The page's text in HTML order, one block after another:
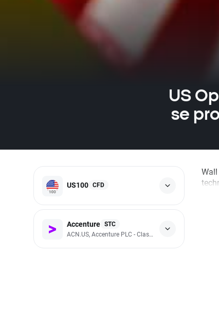
US
se
US100 CFD
Accenture STC
ACN.US, Accenture PLC - Class A
Wall